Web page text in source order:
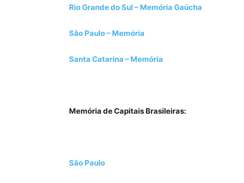
Rio Grande do Sul – Memória Gaúcha
São Paulo – Memória
Santa Catarina – Memória
Memória de Capitais Brasileiras:
São Paulo